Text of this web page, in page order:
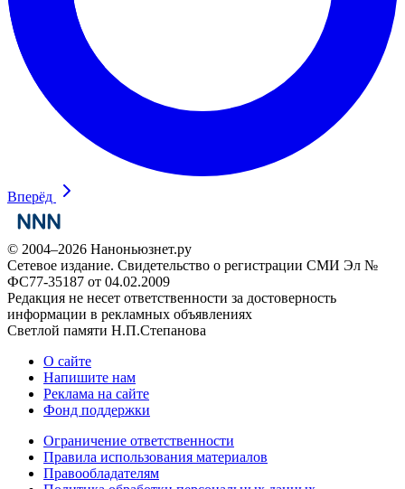
Вперёд
© 2004–2026 Наноньюзнет.ру
Сетевое издание. Свидетельство о регистрации СМИ Эл №
ФС77-35187 от 04.02.2009
Редакция не несет ответственности за достоверность
информации в рекламных объявлениях
Светлой памяти Н.П.Степанова
О сайте
Напишите нам
Реклама на сайте
Фонд поддержки
Ограничение ответственности
Правила использования материалов
Правообладателям